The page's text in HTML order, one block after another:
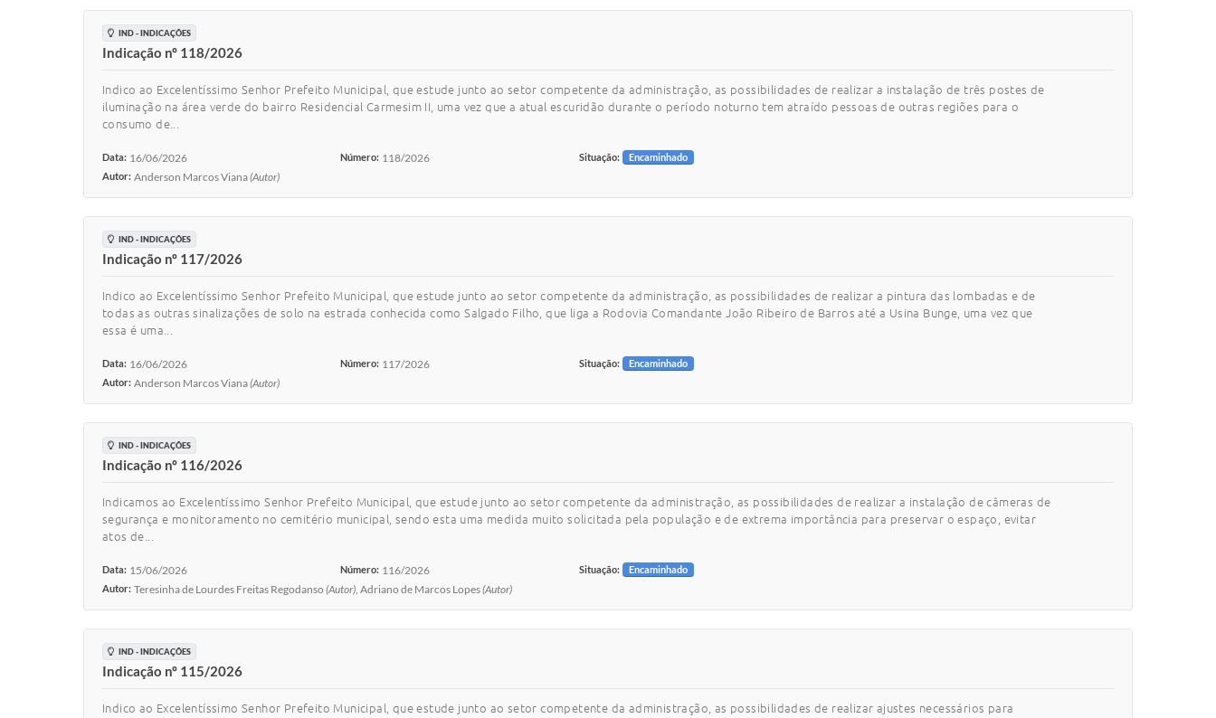
IND - INDICAÇÕES
Indicação nº 118/2026
Indico ao Excelentíssimo Senhor Prefeito Municipal, que estude junto ao setor competente da administração, as possibilidades de realizar a instalação de três postes de
iluminação na área verde do bairro Residencial Carmesim II, uma vez que a atual escuridão durante o período noturno tem atraído pessoas de outras regiões para o
consumo de...
Data: 16/06/2026 Número: 118/2026 Situação:
Encaminhado
Autor: Anderson Marcos Viana(Autor)
IND - INDICAÇÕES
Indicação nº 117/2026
Indico ao Excelentíssimo Senhor Prefeito Municipal, que estude junto ao setor competente da administração, as possibilidades de realizar a pintura das lombadas e de
todas as outras sinalizações de solo na estrada conhecida como Salgado Filho, que liga a Rodovia Comandante João Ribeiro de Barros até a Usina Bunge, uma vez que
essa é uma...
Data: 16/06/2026 Número: 117/2026 Situação:
Encaminhado
Autor: Anderson Marcos Viana(Autor)
IND - INDICAÇÕES
Indicação nº 116/2026
Indicamos ao Excelentíssimo Senhor Prefeito Municipal, que estude junto ao setor competente da administração, as possibilidades de realizar a instalação de câmeras de
segurança e monitoramento no cemitério municipal, sendo esta uma medida muito solicitada pela população e de extrema importância para preservar o espaço, evitar
atos de...
Data: 15/06/2026 Número: 116/2026 Situação:
Encaminhado
Autor: Teresinha de Lourdes Freitas Regodanso (Autor), Adriano de Marcos Lopes(Autor)
IND - INDICAÇÕES
Indicação nº 115/2026
Indico ao Excelentíssimo Senhor Prefeito Municipal, que estude junto ao setor competente da administração, as possibilidades de realizar ajustes necessários para